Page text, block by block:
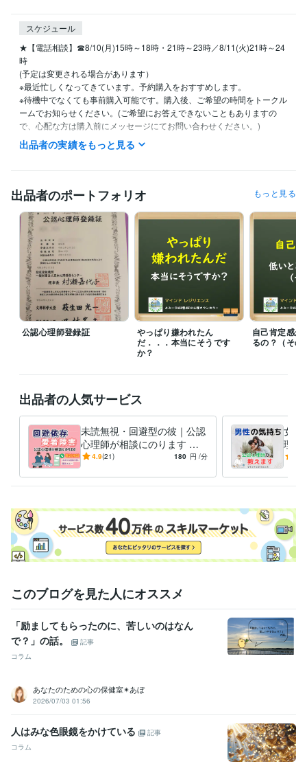
スケジュール
★【電話相談】☎8/10(月)15時～18時・21時～23時／8/11(火)21時～24
時
(予定は変更される場合があります）
※最近忙しくなってきています。予約購入をおすすめします。
※待機中でなくても事前購入可能です。購入後、ご希望の時間をトークル
ームでお知らせください。(ご希望にお答えできないこともありますの
で、心配な方は購入前にメッセージにてお問い合わせください。)
   なお、19時以降の依頼やお問い合わせは
   翌日以降になることがありますので
■火・金・土曜日と祝日は本業との関係で原則、対応ができません。
ただし事前にご相談いただければ臨機応変にご対応が可能ですのでご
安心下さい。
■その他の曜日につきましては
原則午前９時～午後９時までの間で対応いたします。
■なお、午前9時〜午後7時までは本業のほうに従事しておりますので、
この時間帯は多少ご返答が遅れる場合がございます。
ただし事前にご相談いただければ臨機応変にご対応が可能ですのでご
安心下さい。
■購入前に気になることなどがございましたら、遠慮なくDMからお問い
経験職種
ライフスタイル・その他 / 講師・インストラクター
ライフスタイル・その他 / カウンセラー・コーチ 経験年数 : 20年
職歴
マインドレジリエンス 2020年9月 ~ 現在
公共機関・NPO法人
英文法メルマガ発行者 1999年3月 ~ 2007年2月
受賞歴
自己肯定感　高めるための５つのステップ 自分を変えるための教科
書
資格・検定
社会福祉士 取得年 : 2018年
2級FP技能士 取得年 : 2005年
ビジネス・クリエイティブツール
WordPress:2年Excel:25年 Word:25年ChatGPT:1年
Canva:3年
悩み相談・カウンセリング
不安を癒し、感情をコントロールする方
恋愛についての
ノウハウ 性についてのお悩み相談 職場の人間関係に関するお悩み相
談
大人の発達障害に関するカウンセリ
出品者の実績をもっと見る
出品者のポートフォリオ もっと見る
公認心理師登録証
やっぱり嫌われたん
だ．．．本当にそうです
か？
自己肯定感が
るの？（その
出品者の人気サービス
未読無視・回避型の彼｜公認
心理師が相談にのります 音
信不通や既読スルー。回避依
4.9(21) 180 円 /分
女性
理を
に私
このブログを見た人にオススメ
「励ましてもらったのに、苦しいのはなん
で？」の話。
記事
コラム
あなたのための心の保健室✴あぼ
2026/07/03 01:56
人はみな色眼鏡をかけている
記事
コラム